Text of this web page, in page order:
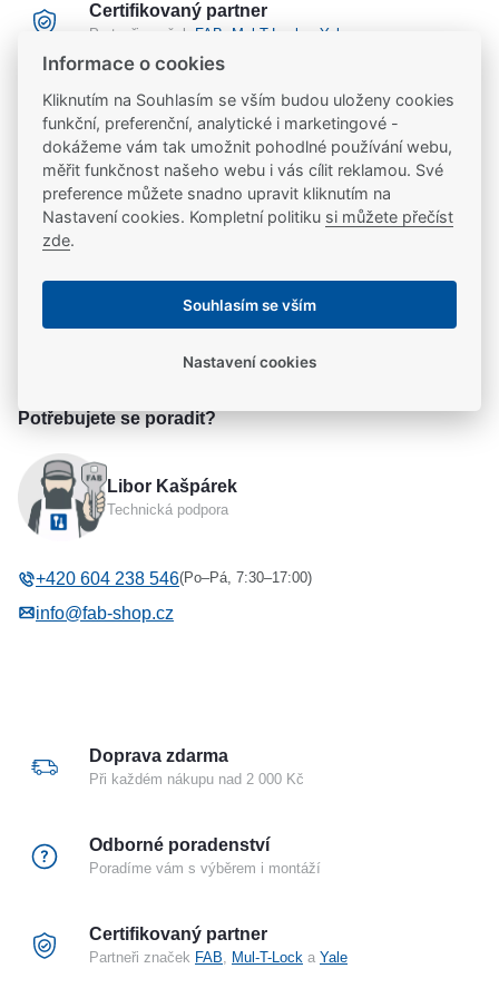
Certifikovaný partner
Partneři značek FAB Mul-T-Lock Yale
20 let na trhu
Poradíme vám, máme 20 let zkušeností
Popis
Parametry a specifikace
Výrobce
Typ příslušenství
Potřebujete se poradit?
Libor Kašpárek
Technická podpora
+420 604 238 546(Po–Pá, 7:30–17:00)
info@fab-shop.cz
Doprava zdarma
Při každém nákupu nad 2 000 Kč
Odborné poradenství
Poradíme vám s výběrem i montáží
Certifikovaný partner
Partneři značek FAB Mul-T-Lock a Yale
Informace o cookies
Kliknutím na Souhlasím se vším budou uloženy cookies
funkční, preferenční, analytické i marketingové -
dokážeme vám tak umožnit pohodlné používání webu,
měřit funkčnost našeho webu i vás cílit reklamou. Své
preference můžete snadno upravit kliknutím na
Nastavení cookies. Kompletní politiku si můžete přečíst
zde.
Souhlasím se vším
Nastavení cookies